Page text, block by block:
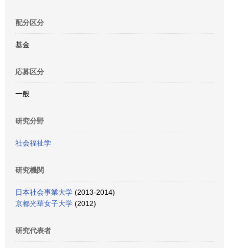
配分区分
基金
応募区分
一般
研究分野
社会福祉学
研究機関
日本社会事業大学 (2013-2014)
京都光華女子大学 (2012)
研究代表者